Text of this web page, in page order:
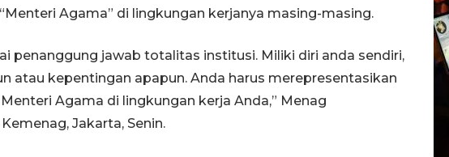
Agama” di lingkungan kerjanya masing-masing.
penanggung jawab totalitas institusi. Miliki diri anda sendiri,
atau kepentingan apapun. Anda harus merepresentasikan
Menteri Agama di lingkungan kerja Anda,” Menag
Jakarta, Senin.